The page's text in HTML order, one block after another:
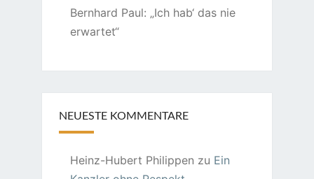
Bernhard Paul: „Ich hab‘ das nie
erwartet“
NEUESTE KOMMENTARE
Heinz-Hubert Philippen zu Ein